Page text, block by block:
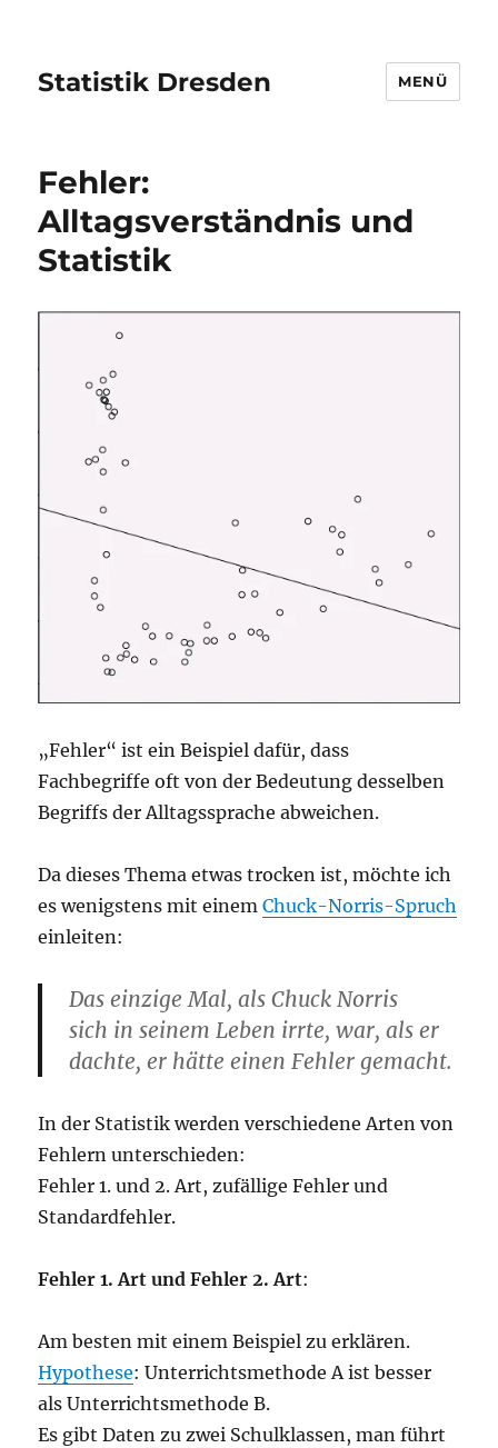
Statistik Dresden MENÜ
Fehler:
Alltagsverständnis und
Statistik
„Fehler“ ist ein Beispiel dafür, dass
Fachbegriffe oft von der Bedeutung desselben
Begriffs der Alltagssprache abweichen.
Da dieses Thema etwas trocken ist, möchte ich
es wenigstens mit einemChuck-Norris-Spruch
einleiten:
Das einzige Mal, als Chuck Norris
sich in seinem Leben irrte, war, als er
dachte, er hätte einen Fehler gemacht.
In der Statistik werden verschiedene Arten von
Fehlern unterschieden:
Fehler 1. und 2. Art, zufällige Fehler und
Standardfehler.
Fehler 1. Art und Fehler 2. Art:
Am besten mit einem Beispiel zu erklären.
Hypothese: Unterrichtsmethode A ist besser
als Unterrichtsmethode B.
Es gibt Daten zu zwei Schulklassen, man führt